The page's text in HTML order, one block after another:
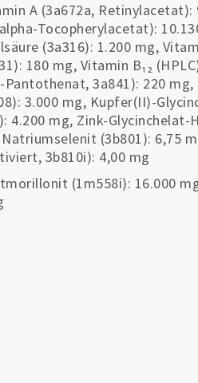
A (3a672a, Retinylacetat):
Tocopherylacetat):
(3a316): 1.200 mg,
180 mg, Vitamin B₁₂
3a841): 220
3.000 mg, Kupfer(II)-
4.200 mg, Zink-Glycinchelat-
(3b801): 6,75
3b810i): 4,00 mg
(1m558i): 16.000